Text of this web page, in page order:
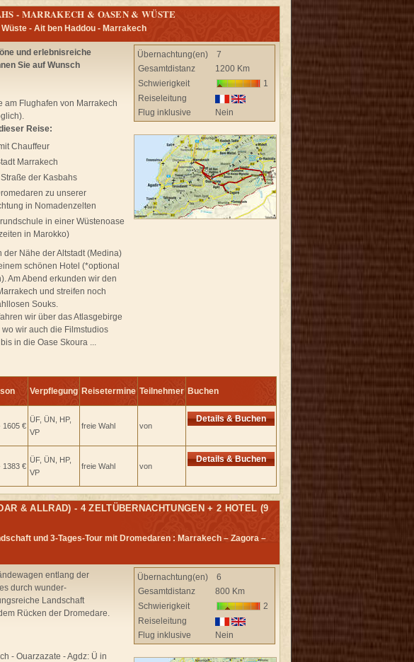
- MARRAKECH & OASEN & WÜSTE
- Ait ben Haddou - Marrakech
und erlebnisreiche
Sie auf Wunsch
am Flughafen von Marrakech
Reise:
Chauffeur
Marrakech
der Kasbahs
zu unserer
in Nomadenzelten
in einer Wüstenoase
in Marokko)
der Nähe der Altstadt (Medina)
schönen Hotel (*optional
Am Abend erkunden wir den
und streifen noch
Souks.
wir über das Atlasgebirge
wir auch die Filmstudios
in die Oase Skoura ...
Übernachtung(en)
7
Gesamtdistanz
1200 Km
Schwierigkeit
1
Reiseleitung
Flug inklusive
Nein
Verpflegung Reisetermine Teilnehmer Buchen
1605 €
ÜF, ÜN, HP,
VP
freie Wahl von
Details & Buchen
1383 €
ÜF, ÜN, HP,
VP
freie Wahl von
Details & Buchen
& ALLRAD) - 4 ZELTÜBERNACHTUNGEN + 2 HOTEL (9
und 3-Tages-Tour mit Dromedaren : Marrakech – Zagora –
entlang der
durch wunder-
Landschaft
Rücken der Dromedare.
- Ouarzazate - Agdz: Ü in
Übernachtung(en)
6
Gesamtdistanz
800 Km
Schwierigkeit
2
Reiseleitung
Flug inklusive
Nein